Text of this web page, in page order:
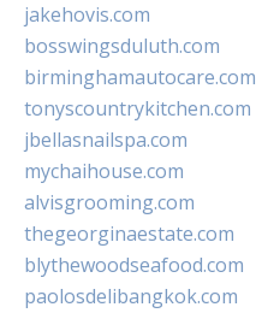
jakehovis.com
bosswingsduluth.com
birminghamautocare.com
tonyscountrykitchen.com
jbellasnailspa.com
mychaihouse.com
alvisgrooming.com
thegeorginaestate.com
blythewoodseafood.com
paolosdelibangkok.com